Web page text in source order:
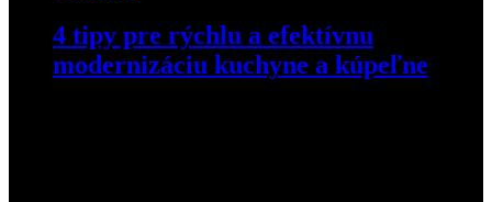
4 tipy pre rýchlu a efektívnu
modernizáciu kuchyne a kúpeľne